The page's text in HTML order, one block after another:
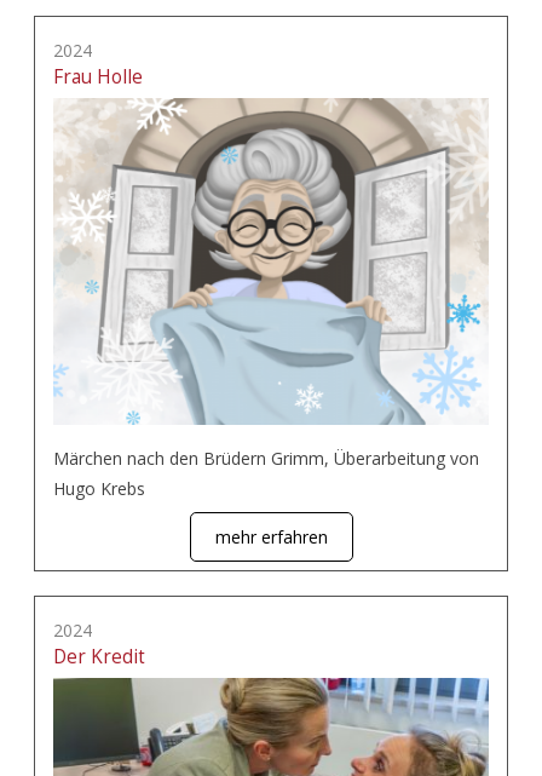
2024
Frau Holle
Märchen nach den Brüdern Grimm, Überarbeitung von
Hugo Krebs
mehr erfahren
2024
Der Kredit